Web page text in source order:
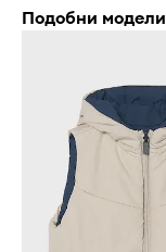
Подобни модели